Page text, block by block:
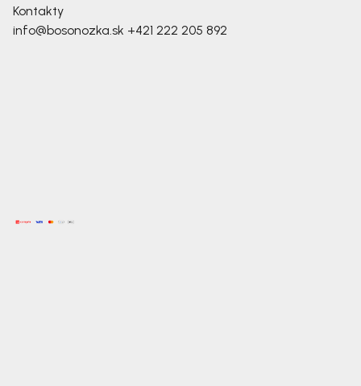
Kontakty
info@bosonozka.sk +421 222 205 892